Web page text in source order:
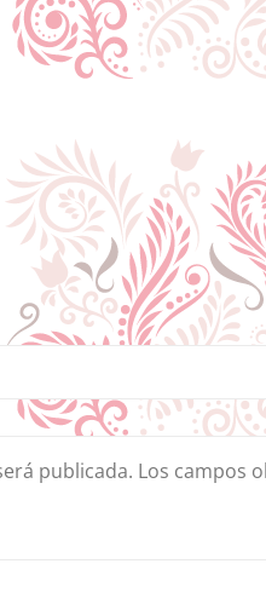
publicada. Los campos